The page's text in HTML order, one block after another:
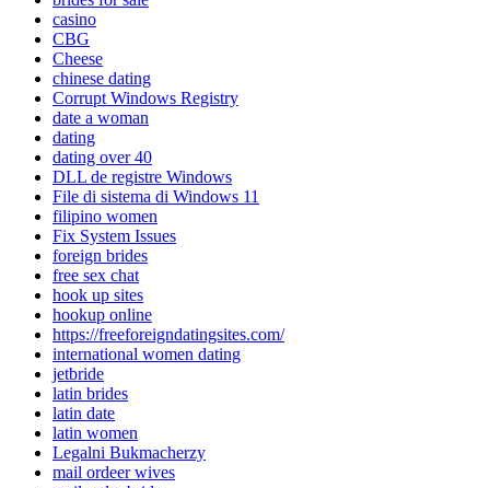
casino
CBG
Cheese
chinese dating
Corrupt Windows Registry
date a woman
dating
dating over 40
DLL de registre Windows
File di sistema di Windows 11
filipino women
Fix System Issues
foreign brides
free sex chat
hook up sites
hookup online
https://freeforeigndatingsites.com/
international women dating
jetbride
latin brides
latin date
latin women
Legalni Bukmacherzy
mail ordeer wives